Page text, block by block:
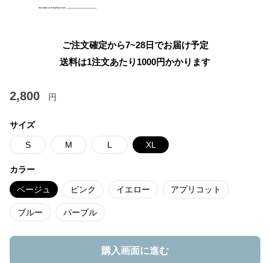
ご注文確定から7~28日でお届け予定
送料は1注文あたり 1000円かかります
2,800 円
サイズ
S M L XL
カラー
ベージュ ピンク イエロー アプリコット
ブルー パープル
購入画面に進む